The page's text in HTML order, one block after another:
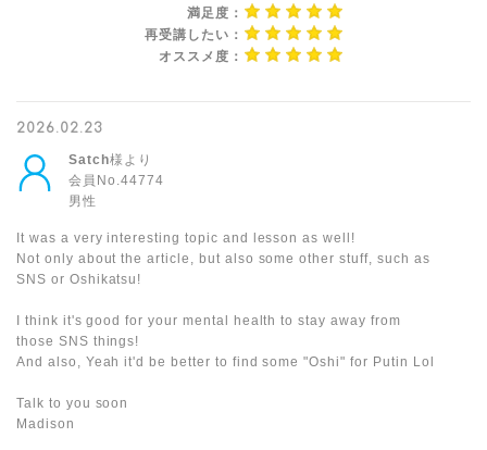
満足度：
再受講したい：
オススメ度：
2026.02.23
Satch様より
会員No.44774
男性
It was a very interesting topic and lesson as well!
Not only about the article, but also some other stuff, such as
SNS or Oshikatsu!
I think it's good for your mental health to stay away from
those SNS things!
And also, Yeah it'd be better to find some "Oshi" for Putin Lol
Talk to you soon
Madison